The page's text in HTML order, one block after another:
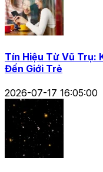
Tín Hiệu Từ Vũ Trụ:
Đến Giới Trẻ
2026-07-17 16:05:00